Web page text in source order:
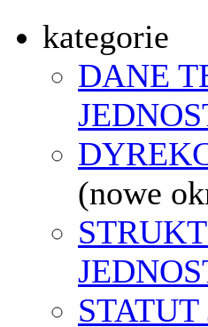
kategorie
DANE
(nowe